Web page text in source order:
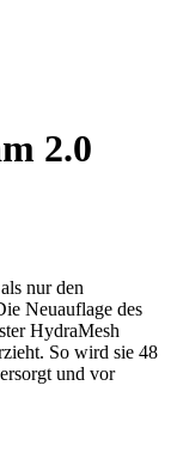
2.0
nur den
Neuauflage des
HydraMesh
So wird sie 48
und vor